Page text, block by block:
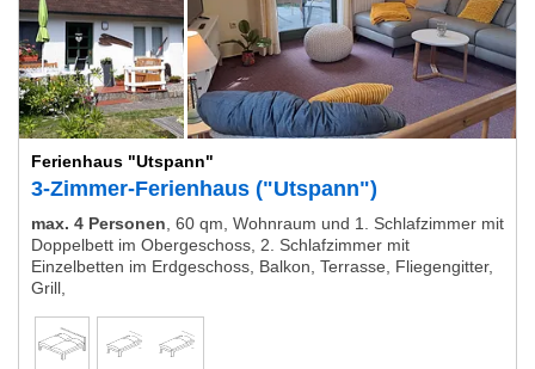
Ferienhaus "Utspann"
3-Zimmer-Ferienhaus ("Utspann")
max. 4 Personen 60 qm, Wohnraum und 1. Schlafzimmer mit
Doppelbett im Obergeschoss, 2. Schlafzimmer mit
Einzelbetten im Erdgeschoss, Balkon, Terrasse, Fliegengitter,
Grill,